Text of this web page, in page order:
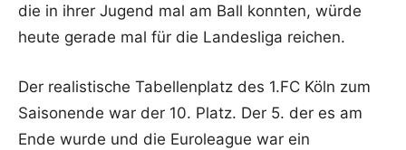
die in ihrer Jugend mal am Ball konnten, würde
heute gerade mal für die Landesliga reichen.
Der realistische Tabellenplatz des 1.FC Köln zum
Saisonende war der 10. Platz. Der 5. der es am
Ende wurde und die Euroleague war ein